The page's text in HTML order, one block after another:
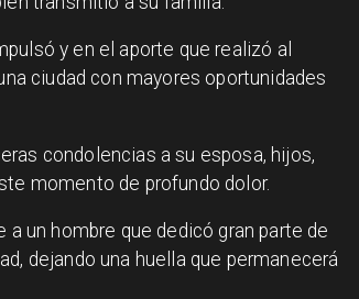
y en el aporte que realizó al
ciudad con mayores oportunidades
condolencias a su esposa, hijos,
momento de profundo dolor.
a un hombre que dedicó gran parte de
dejando una huella que permanecerá